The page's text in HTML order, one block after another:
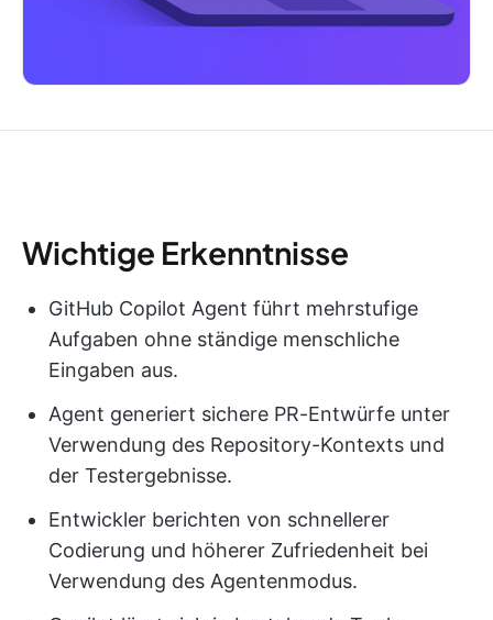
Wichtige Erkenntnisse
GitHub Copilot Agent führt mehrstufige
Aufgaben ohne ständige menschliche
Eingaben aus.
Agent generiert sichere PR-Entwürfe unter
Verwendung des Repository-Kontexts und
der Testergebnisse.
Entwickler berichten von schnellerer
Codierung und höherer Zufriedenheit bei
Verwendung des Agentenmodus.